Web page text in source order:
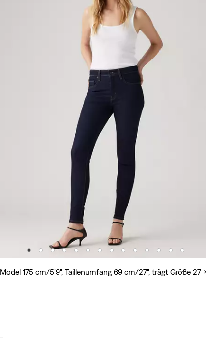
Model 175 cm/5'9", Taillenumfang 69 cm/27", trägt Größe 27